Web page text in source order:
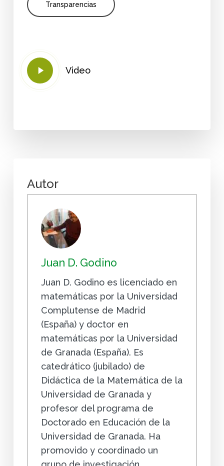
Transparencias
Play
Video
Video
Autor
Juan D. Godino
Juan D. Godino es licenciado en
matemáticas por la Universidad
Complutense de Madrid
(España) y doctor en
matemáticas por la Universidad
de Granada (España). Es
catedrático (jubilado) de
Didáctica de la Matemática de la
Universidad de Granada y
profesor del programa de
Doctorado en Educación de la
Universidad de Granada. Ha
promovido y coordinado un